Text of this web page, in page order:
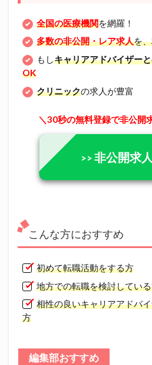
全国の医療機関を網羅！
多数の非公開・レア求人を、
もしキャリアアドバイザー
OK
クリニックの求人が豊富
＼30秒の無料登録で非公開
>> 非公開求人
こんな方におすすめ
初めて転職活動をする方
地方での転職を検討してい
相性の良いキャリアアドバ
方
編集部おすすめ